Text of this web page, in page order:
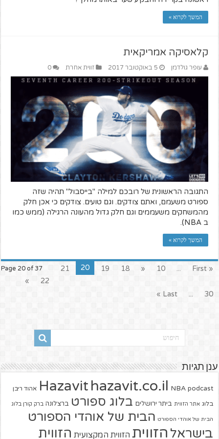
המשך לקרוא »
קלאסיקה אמריקאית
עופר גולדמן 5 באוקטובר 2017 זווית אחרת 0
התגובה הראשונית של רובכם למילה "בייסבול" תהיה שזה
ספורט משעמם, ואתם צודקים. וגם טועים. צודקים כי אכן חלק
מהמשחקים משעממים וגם חלק גדול מהעונה הרגילה (ממש כמו
ב NBA).
המשך לקרוא »
Page 20 of 37 « First
...
10
«
18
19
20
21
22
»
30
...
Last »
ענן תגיות
Hazavit hazavit.co.il NBA podcast אהוד ריבן
בלוג אתר הזווית ביתר ירושלים בלוג ספורט ברצלונה ברק קורן בלוג
הבית של אוהדי הספורט הבית של אוהדי הספורט
בישראל הזווית הזווית המקצועית הזווית